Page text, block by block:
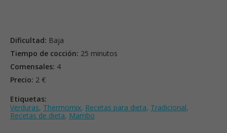
Dificultad: Baja
Tiempo de cocción: 25 minutos
Comensales: 4
Precio: 2 €
Etiquetas:
Verduras, Thermomix, Recetas para dieta, Tradicional,
Recetas de dieta, Mambo